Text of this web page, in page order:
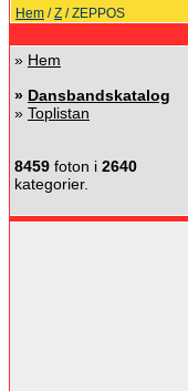
Hem /Z / ZEPPOS
» Hem
» Dansbandskatalog
» Toplistan
8459 foton i 2640
kategorier.